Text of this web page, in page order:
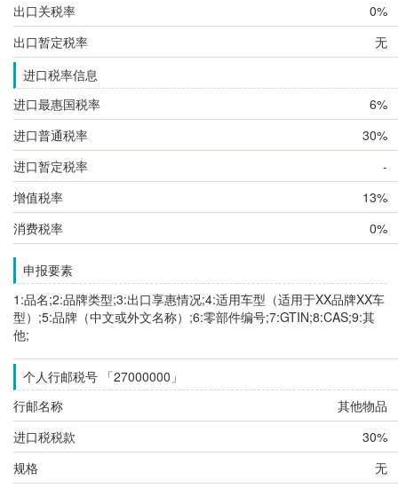
出口关税率
0%
出口暂定税率
无
进口税率信息
进口最惠国税率
6%
进口普通税率
30%
进口暂定税率
-
增值税率
13%
消费税率
0%
申报要素
1:品名;2:品牌类型;3:出口享惠情况;4:适用车型（适用于XX品牌XX车
型）;5:品牌（中文或外文名称）;6:零部件编号;7:GTIN;8:CAS;9:其
他;
个人行邮税号 「27000000」
行邮名称
其他物品
进口税税款
30%
规格
无